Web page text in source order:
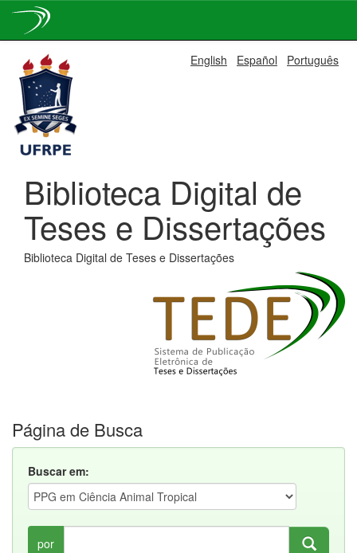
navigation
English Español Português
Biblioteca Digital de
Teses e Dissertações
Biblioteca Digital de Teses e Dissertações
Página de Busca
Buscar em:
por